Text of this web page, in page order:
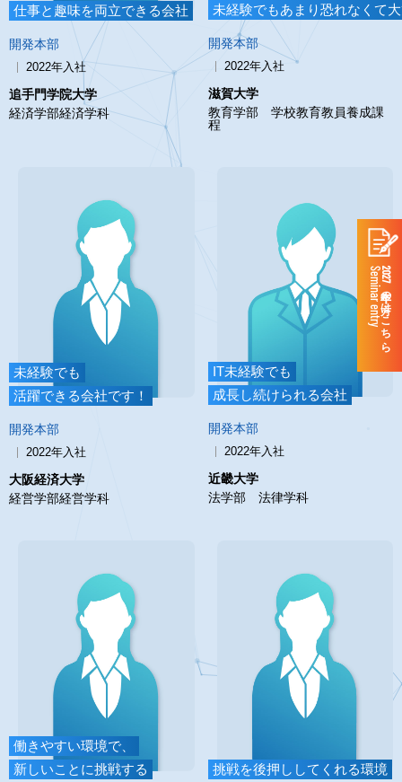
Seminar entry2027年卒の方はこちら
仕事と趣味を両立できる会社
開発本部
2022年入社
追手門学院大学
経済学部経済学科
未経験でもあまり恐れなくて
開発本部
2022年入社
滋賀大学
教育学部 学校教育教員養成課
程
未経験でも
活躍できる会社です！
開発本部
2022年入社
大阪経済大学
経営学部経営学科
IT未経験でも
成長し続けられる会社
開発本部
2022年入社
近畿大学
法学部 法律学科
働きやすい環境で、
新しいことに挑戦する
挑戦を後押ししてくれる環境